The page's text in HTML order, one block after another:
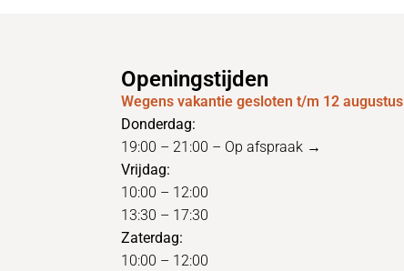
Openingstijden
Wegens vakantie gesloten t/m 12 augustus
Donderdag:
19:00 – 21:00 – Op afspraak →
Vrijdag:
10:00 – 12:00
13:30 – 17:30
Zaterdag:
10:00 – 12:00